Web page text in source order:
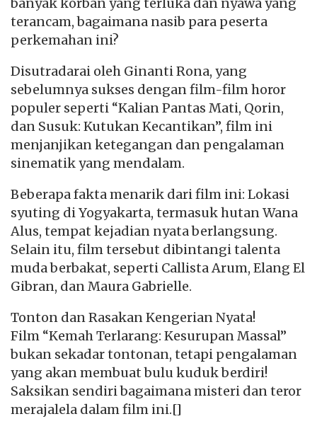
terancam, bagaimana nasib para peserta
perkemahan ini?
Disutradarai oleh Ginanti Rona, yang
sebelumnya sukses dengan film-film horor
populer seperti “Kalian Pantas Mati, Qorin,
dan Susuk: Kutukan Kecantikan”, film ini
menjanjikan ketegangan dan pengalaman
sinematik yang mendalam.
Beberapa fakta menarik dari film ini: Lokasi
syuting di Yogyakarta, termasuk hutan Wana
Alus, tempat kejadian nyata berlangsung.
Selain itu, film tersebut dibintangi talenta
muda berbakat, seperti Callista Arum, Elang El
Gibran, dan Maura Gabrielle.
Tonton dan Rasakan Kengerian Nyata!
Film “Kemah Terlarang: Kesurupan Massal”
bukan sekadar tontonan, tetapi pengalaman
yang akan membuat bulu kuduk berdiri!
Saksikan sendiri bagaimana misteri dan teror
merajalela dalam film ini.[]